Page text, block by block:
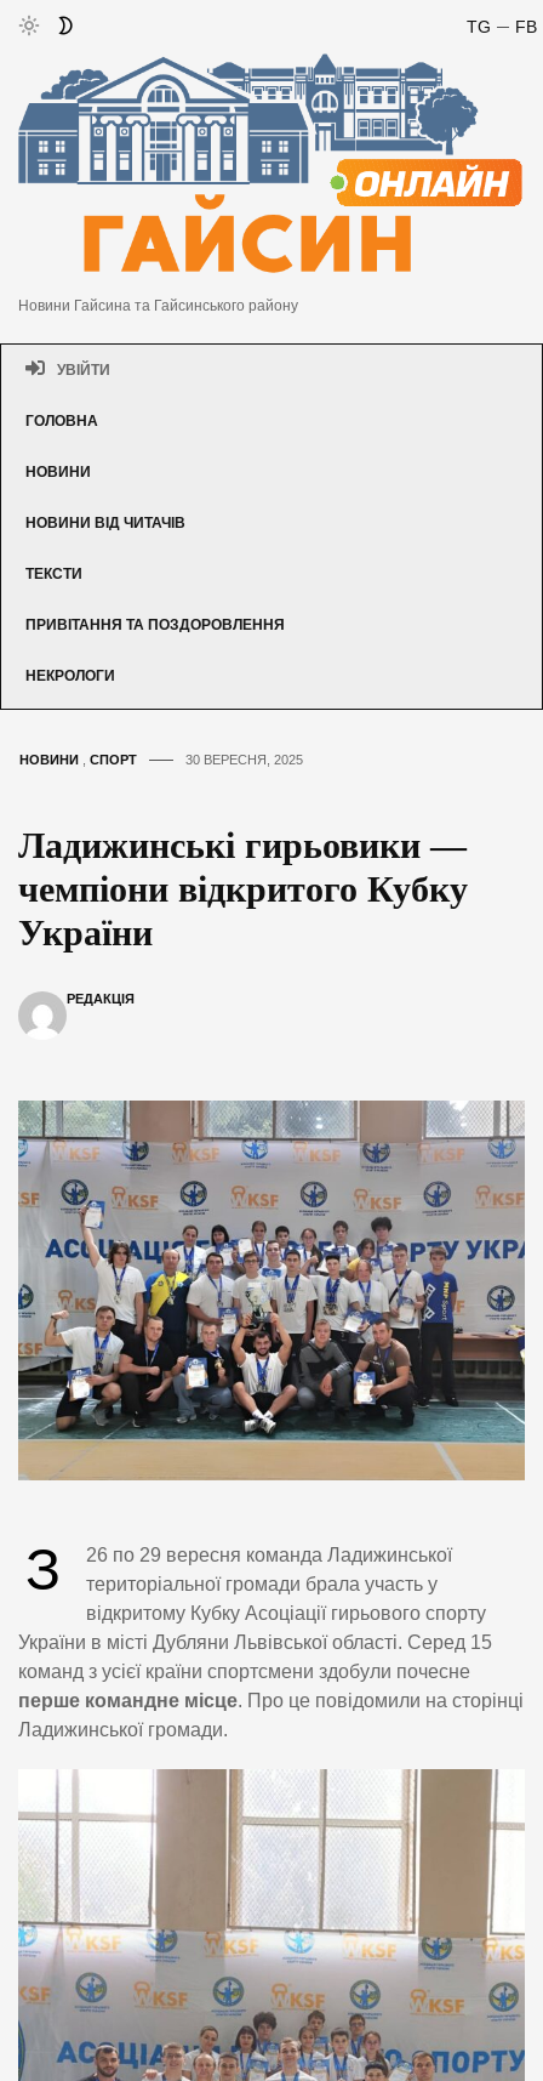
FB
TG
Новини Гайсина та Гайсинського району
УВІЙТИ
ГОЛОВНА
НОВИНИ
НОВИНИ ВІД ЧИТАЧІВ
ТЕКСТИ
ПРИВІТАННЯ ТА ПОЗДОРОВЛЕННЯ
НЕКРОЛОГИ
НОВИНИ СПОРТ 30 ВЕРЕСНЯ, 2025
Ладижинські гирьовики —
чемпіони відкритого Кубку
України
РЕДАКЦІЯ
З
26 по 29 вересня команда Ладижинської
територіальної громади брала участь у
відкритому Кубку Асоціації гирьового спорту
України в місті Дубляни Львівської області. Серед 15
команд з усієї країни спортсмени здобули почесне
перше командне місце. Про це повідомили на сторінці
Ладижинської громади.